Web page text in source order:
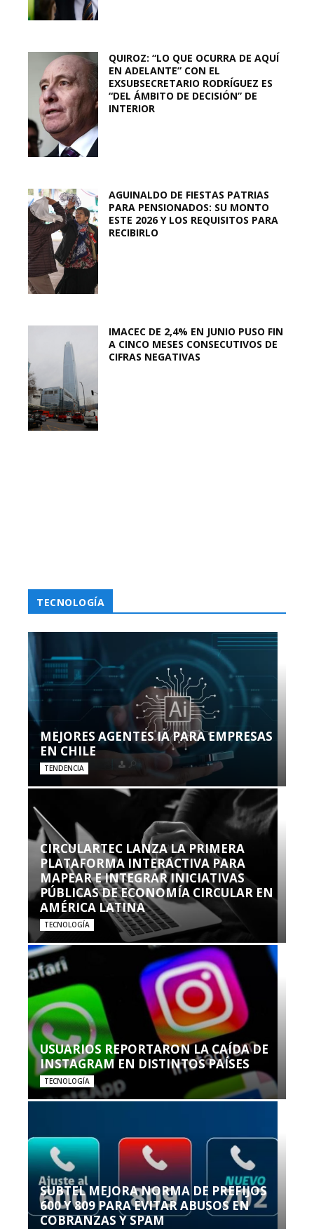
QUIROZ: “LO QUE OCURRA DE AQUÍ
EN ADELANTE” CON EL
EXSUBSECRETARIO RODRÍGUEZ ES
“DEL ÁMBITO DE DECISIÓN” DE
INTERIOR
AGUINALDO DE FIESTAS PATRIAS
PARA PENSIONADOS: SU MONTO
ESTE 2026 Y LOS REQUISITOS PARA
RECIBIRLO
IMACEC DE 2,4% EN JUNIO PUSO FIN
A CINCO MESES CONSECUTIVOS DE
CIFRAS NEGATIVAS
TECNOLOGÍA
MEJORES AGENTES IA PARA EMPRESAS
EN CHILE
TENDENCIA
CIRCULARTEC LANZA LA PRIMERA
PLATAFORMA INTERACTIVA PARA
MAPEAR E INTEGRAR INICIATIVAS
PÚBLICAS DE ECONOMÍA CIRCULAR EN
AMÉRICA LATINA
TECNOLOGÍA
USUARIOS REPORTARON LA CAÍDA DE
INSTAGRAM EN DISTINTOS PAÍSES
TECNOLOGÍA
SUBTEL MEJORA NORMA DE PREFIJOS
600 Y 809 PARA EVITAR ABUSOS EN
COBRANZAS Y SPAM